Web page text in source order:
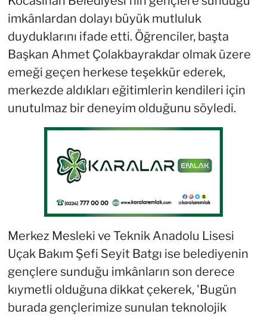
imkânlardan dolayı büyük mutluluk
duyduklarını ifade etti. Öğrenciler, başta
Başkan Ahmet Çolakbayrakdar olmak üzere
emeği geçen herkese teşekkür ederek,
merkezde aldıkları eğitimlerin kendileri için
unutulmaz bir deneyim olduğunu söyledi.
Merkez Mesleki ve Teknik Anadolu Lisesi
Uçak Bakım Şefi Seyit Batgı ise belediyenin
gençlere sunduğu imkânların son derece
kıymetli olduğuna dikkat çekerek, 'Bugün
burada gençlerimize sunulan teknolojik